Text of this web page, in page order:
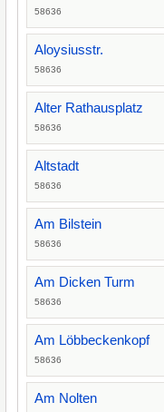
58636
Aloysiusstr.
58636
Alter Rathausplatz
58636
Altstadt
58636
Am Bilstein
58636
Am Dicken Turm
58636
Am Löbbeckenkopf
58636
Am Nolten